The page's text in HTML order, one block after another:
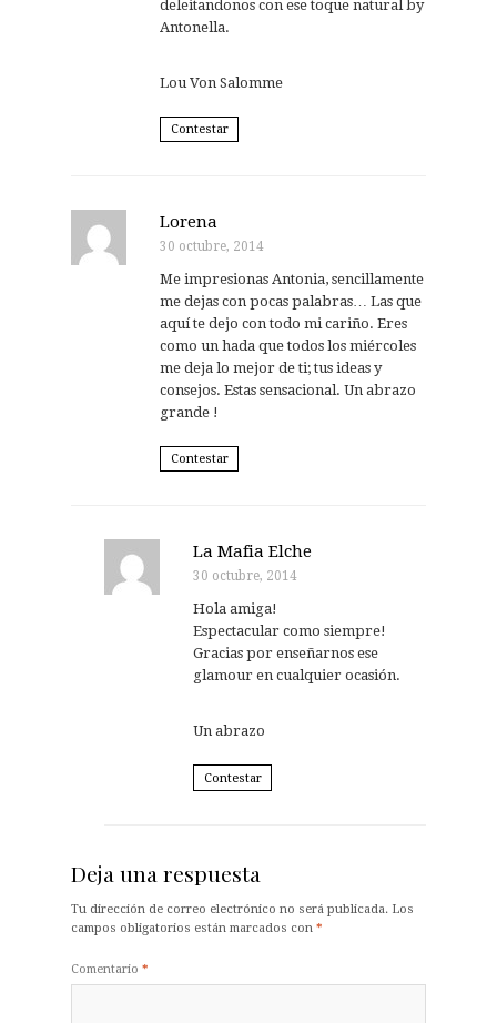
deleitandonos con ese toque natural by
Antonella.
Lou Von Salomme
Contestar
Lorena
30 octubre, 2014
Me impresionas Antonia, sencillamente
me dejas con pocas palabras… Las que
aquí te dejo con todo mi cariño. Eres
como un hada que todos los miércoles
me deja lo mejor de ti; tus ideas y
consejos. Estas sensacional. Un abrazo
grande !
Contestar
La Mafia Elche
30 octubre, 2014
Hola amiga!
Espectacular como siempre!
Gracias por enseñarnos ese
glamour en cualquier ocasión.
Un abrazo
Contestar
Deja una respuesta
Tu dirección de correo electrónico no será publicada. Los
campos obligatorios están marcados con *
Comentario *